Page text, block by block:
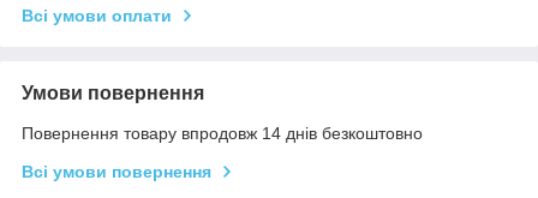
Всі умови оплати
Умови повернення
Повернення товару впродовж 14 днів безкоштовно
Всі умови повернення